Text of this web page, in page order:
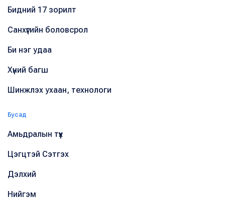
Бидний 17 зорилт
Санхүүгийн боловсрол
Би нэг удаа
Хүний багш
Шинжлэх ухаан, технологи
Бусад
Амьдралын түүх
Цэгцтэй Сэтгэх
Дэлхий
Нийгэм